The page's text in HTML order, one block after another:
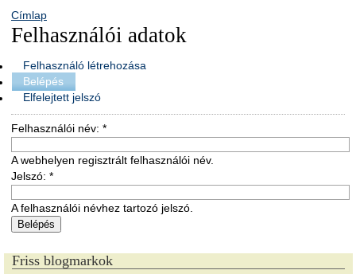
Címlap
Felhasználói adatok
Felhasználó létrehozása
Belépés
Elfelejtett jelszó
Felhasználói név: *
A webhelyen regisztrált felhasználói név.
Jelszó: *
A felhasználói névhez tartozó jelszó.
Friss blogmarkok